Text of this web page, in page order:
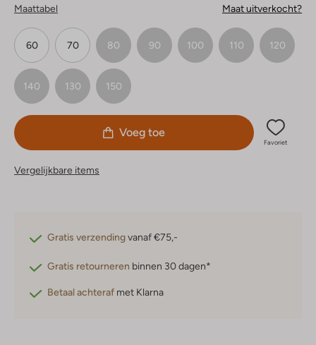
Maattabel Maat uitverkocht?
60 70 80 90 100 110 120
140 130 150
Voeg toe
Favoriet
Vergelijkbare items
Gratis verzendingvanaf €75,-
Gratis retourneren binnen 30 dagen*
Betaal achteraf met Klarna